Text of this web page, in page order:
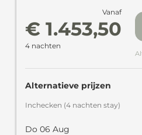
Vanaf
€ 1.453,50
4 nachten
Alternatieve prijzen
Inchecken (4 nachten stay)
Do 06 Aug